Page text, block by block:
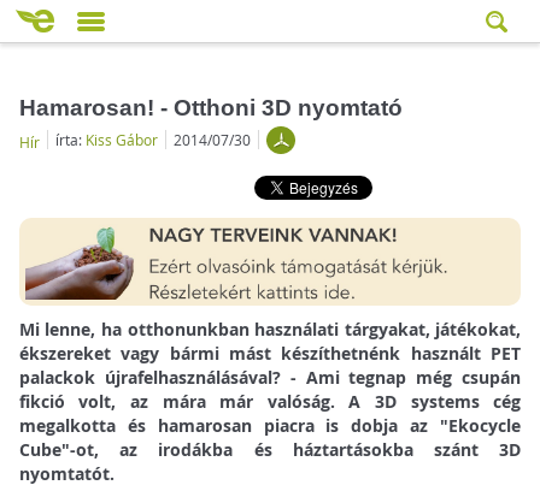
Hamarosan! - Otthoni 3D nyomtató
Hír írta: Kiss Gábor 2014/07/30
Mi lenne, ha otthonunkban használati tárgyakat, játékokat,
ékszereket vagy bármi mást készíthetnénk használt PET
palackok újrafelhasználásával? - Ami tegnap még csupán
fikció volt, az mára már valóság. A 3D systems cég
megalkotta és hamarosan piacra is dobja az "Ekocycle
Cube"-ot, az irodákba és háztartásokba szánt 3D
nyomtatót.